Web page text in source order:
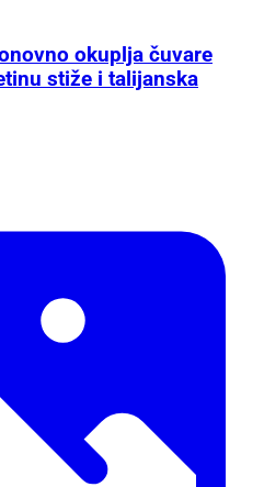
okuplja čuvare
stiže i talijanska